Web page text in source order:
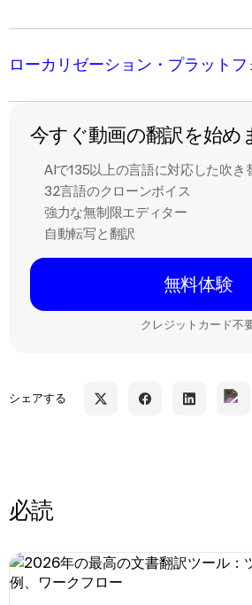
ローカリゼーション・プラットフ
今すぐ動画の翻訳を始め
AIで135以上の言語に対応した吹き
32言語のクローンボイス
強力な無制限エディター
自動転写と翻訳
無料体験
クレジットカード不
シェアする
必読